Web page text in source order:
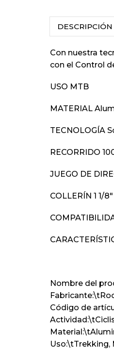
DESCRIPCIÓN
Con nuestra
con el Control
USO MTB
MATERIAL
TECNOLOGÍA
RECORRIDO
JUEGO DE
COLLERÍN 1 1/8″
Nombre del
Código de
Uso:\tTrekking,